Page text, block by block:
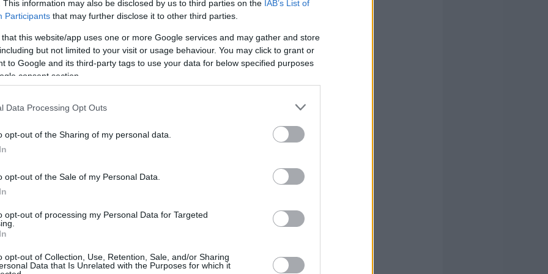
This information may also be disclosed by us to third parties on the IAB’s List of
Participants that may further disclose it to other third parties.
that this website/app uses one or more Google services and may gather and store
but not limited to your visit or usage behaviour. You may click to grant or
to Google and its third-party tags to use your data for below specified purposes
consent section.
Data Processing Opt Outs
opt-out of the Sharing of my personal data.
opt-out of the Sale of my Personal Data.
opt-out of processing my Personal Data for Targeted
opt-out of Collection, Use, Retention, Sale, and/or Sharing
Data that Is Unrelated with the Purposes for which it
ΚλάιμπερνκαιΜατ Μόργκαν, που πέτυχαν
παίκτες της, είχαν διψήφιο αριθμό στο
Clyburn sono tra le Top Plays
di Gara-1 dei quarti di finale tra
σκόρερ ήταν ο Νταβίντ Μορέτι
ο πρώην σέντερ της